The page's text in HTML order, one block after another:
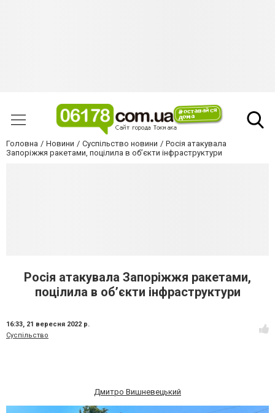
Головна Новини Суспільство новини
Росія атакувала
Запоріжжя ракетами, поцілила в об’єкти інфраструктури
Росія атакувала Запоріжжя ракетами,
поцілила в об’єкти інфраструктури
16:33, 21 вересня 2022 р.
Суспільство
Дмитро Вишневецький